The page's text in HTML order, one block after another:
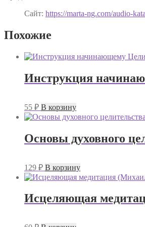
Сайт: https://marta-ng.com/audio-
Похожие
Инструкция
55 ₽ В корзину
Основы духовного
129 ₽ В корзину
Исцеляющая